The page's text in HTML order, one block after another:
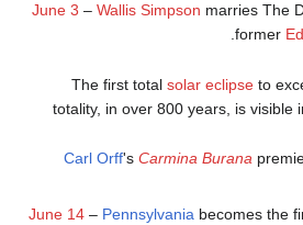
June 3 – Wallis Simpson marries The
former
The first totalsolar eclipse to
totality, in over 800 years, is visible
Carl Orff'sCarmina Burana
June 14– Pennsylvania becomes the